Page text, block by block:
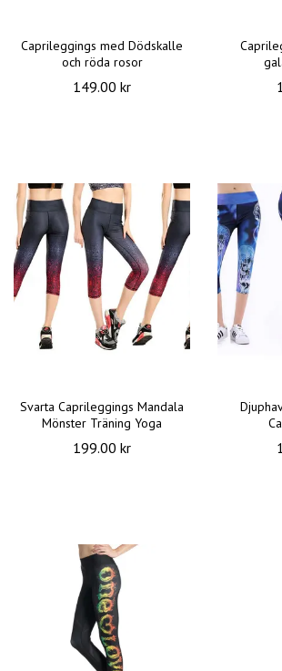
Caprileggings med Dödskalle
och röda rosor
149.00 kr
Svarta Caprileggings Mandala
Mönster Träning Yoga
199.00 kr